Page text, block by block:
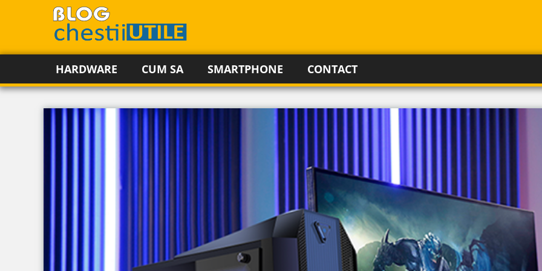
HARDWARE CUM SA SMARTPHONE CONTACT